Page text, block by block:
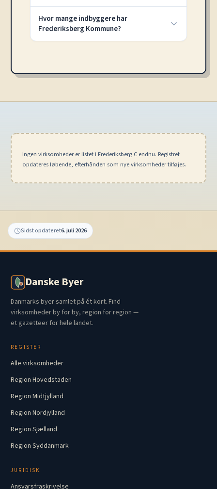
Hvor mange indbyggere har
Frederiksberg Kommune?
Ingen virksomheder er listet i Frederiksberg C endnu. Registret
opdateres løbende, efterhånden som nye virksomheder tilføjes.
Sidst opdateret6. juli 2026
Danske Byer
Danmarks byer samlet på ét kort. Find
virksomheder by for by, region for region —
et gazetteer for hele landet.
REGISTER
Alle virksomheder
Region Hovedstaden
Region Midtjylland
Region Nordjylland
Region Sjælland
Region Syddanmark
JURIDISK
Ansvarsfraskrivelse